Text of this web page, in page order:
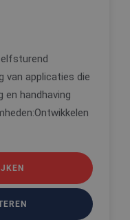
van applicaties die
en handhaving